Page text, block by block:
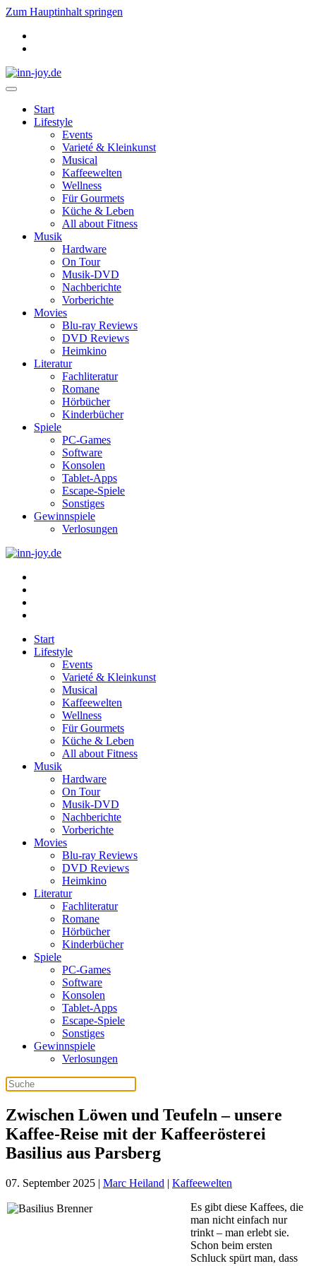
Zum Hauptinhalt springen
Start
Lifestyle
Events
Varieté & Kleinkunst
Musical
Kaffeewelten
Wellness
Für Gourmets
Küche & Leben
All about Fitness
Musik
Hardware
On Tour
Musik-DVD
Nachberichte
Vorberichte
Movies
Blu-ray Reviews
DVD Reviews
Heimkino
Literatur
Fachliteratur
Romane
Hörbücher
Kinderbücher
Spiele
PC-Games
Software
Konsolen
Tablet-Apps
Escape-Spiele
Sonstiges
Gewinnspiele
Verlosungen
Start
Lifestyle
Events
Varieté & Kleinkunst
Musical
Kaffeewelten
Wellness
Für Gourmets
Küche & Leben
All about Fitness
Musik
Hardware
On Tour
Musik-DVD
Nachberichte
Vorberichte
Movies
Blu-ray Reviews
DVD Reviews
Heimkino
Literatur
Fachliteratur
Romane
Hörbücher
Kinderbücher
Spiele
PC-Games
Software
Konsolen
Tablet-Apps
Escape-Spiele
Sonstiges
Gewinnspiele
Verlosungen
Zwischen Löwen und Teufeln – unsere
Kaffee-Reise mit der Kaffeerösterei
Basilius aus Parsberg
07. September 2025 | Marc Heiland | Kaffeewelten
Es gibt diese Kaffees, die
man nicht einfach nur
trinkt – man erlebt sie.
Schon beim ersten
Schluck spürt man, dass